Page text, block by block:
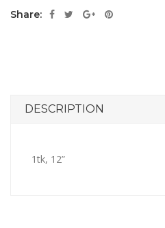
Share:
DESCRIPTION
1tk, 12”